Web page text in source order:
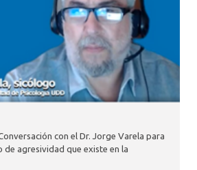
con el Dr. Jorge Varela para
de agresividad que existe en la